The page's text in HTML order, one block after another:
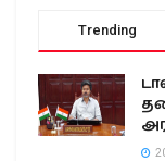
Trending